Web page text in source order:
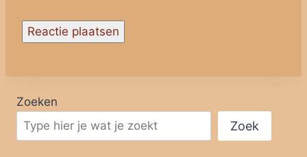
Zoeken
Zoek